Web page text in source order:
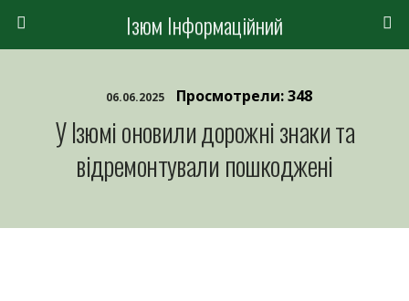
Ізюм Інформаційний
06.06.2025 Просмотрели: 348
У Ізюмі оновили дорожні знаки та
відремонтували пошкоджені